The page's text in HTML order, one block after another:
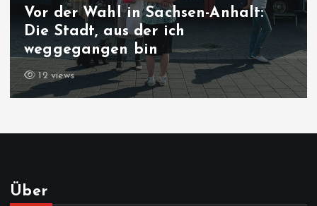
Vor der Wahl in Sachsen-Anhalt:
Die Stadt, aus der ich
weggegangen bin
12 views
Über